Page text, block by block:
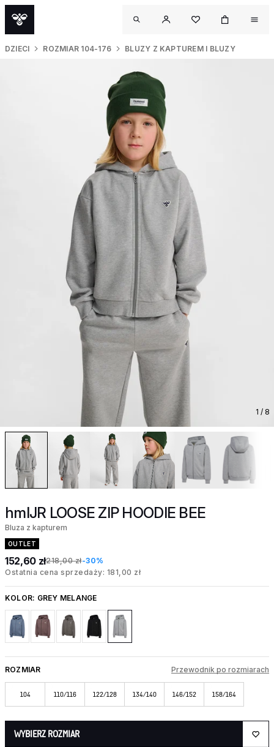
DZIECI ROZMIAR 104-176 BLUZY Z KAPTUREM I BLUZY
1 / 8
hmlJR LOOSE ZIP HOODIE BEE
Bluza z kapturem
OUTLET
152,60 zł218,00 zł-30%
Ostatnia cena sprzedaży: 181,00 zł
KOLOR: GREY MELANGE
ROZMIAR Przewodnik po rozmiarach
104 110/116 122/128 134/140 146/152 158/164
WYBIERZ ROZMIAR